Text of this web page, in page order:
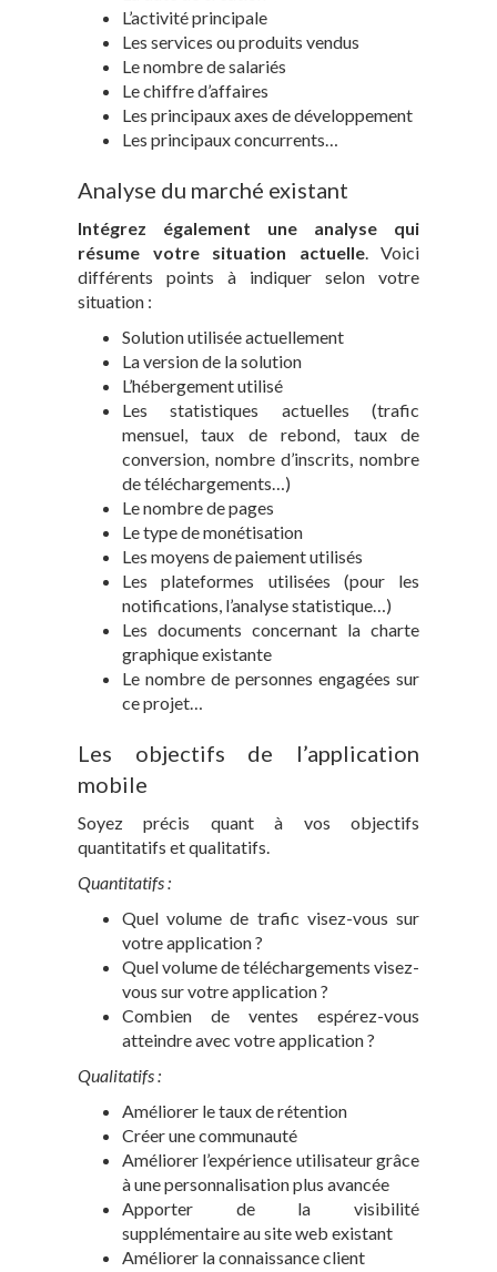
L’activité principale
Les services ou produits vendus
Le nombre de salariés
Le chiffre d’affaires
Les principaux axes de développement
Les principaux concurrents…
Analyse du marché existant
Intégrez également une analyse qui
résume votre situation actuelle. Voici
différents points à indiquer selon votre
situation :
Solution utilisée actuellement
La version de la solution
L’hébergement utilisé
Les statistiques actuelles (trafic
mensuel, taux de rebond, taux de
conversion, nombre d’inscrits, nombre
de téléchargements…)
Le nombre de pages
Le type de monétisation
Les moyens de paiement utilisés
Les plateformes utilisées (pour les
notifications, l’analyse statistique…)
Les documents concernant la charte
graphique existante
Le nombre de personnes engagées sur
ce projet…
Les objectifs de l’application
mobile
Soyez précis quant à vos objectifs
quantitatifs et qualitatifs.
Quantitatifs :
Quel volume de trafic visez-vous sur
votre application ?
Quel volume de téléchargements visez-
vous sur votre application ?
Combien de ventes espérez-vous
atteindre avec votre application ?
Qualitatifs :
Améliorer le taux de rétention
Créer une communauté
Améliorer l’expérience utilisateur grâce
à une personnalisation plus avancée
Apporter de la visibilité
supplémentaire au site web existant
Améliorer la connaissance client